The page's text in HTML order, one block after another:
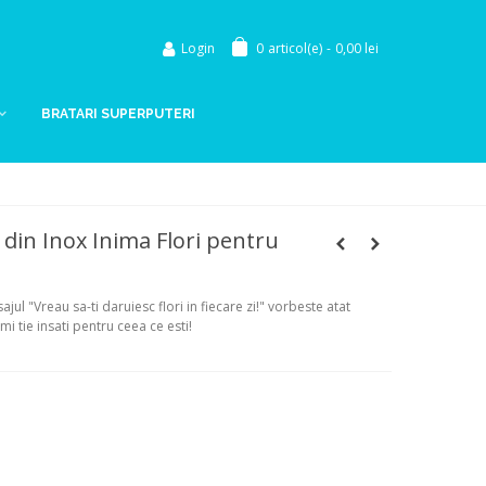
Login 0 articol(e) - 0,00 lei
BRATARI SUPERPUTERI
Inox Inima Flori pentru
"Vreau sa-ti daruiesc flori in fiecare zi!" vorbeste atat
tie insati pentru ceea ce esti!